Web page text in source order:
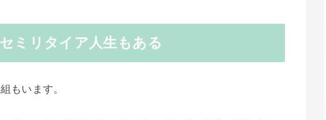
ミリタイア人生もある
もいます。